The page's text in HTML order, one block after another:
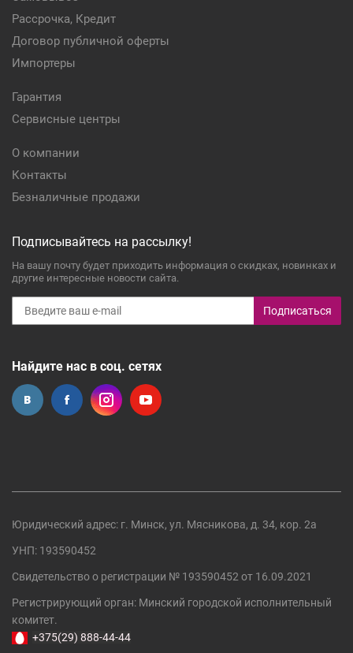
Рассрочка, Кредит
Договор публичной оферты
Импортеры
Гарантия
Сервисные центры
О компании
Контакты
Безналичные продажи
Подписывайтесь на рассылку!
На вашу почту будет приходить информация о скидках, новинках и
другие интересные новости сайта.
Подписаться
Найдите нас в соц. сетях
Юридический адрес: г. Минск, ул. Мясникова, д. 34, кор. 2а
УНП: 193590452
Свидетельство о регистрации № 193590452 от 16.09.2021
Регистрирующий орган: Минский городской исполнительный
комитет.
+375(29) 888-44-44